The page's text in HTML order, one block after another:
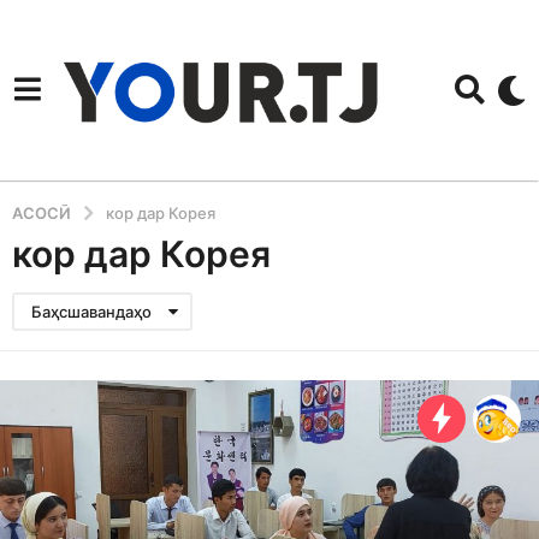
АСОСӢ кор дар Корея
кор дар Корея
Баҳсшавандаҳо